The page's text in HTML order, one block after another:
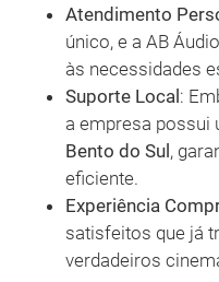
Atendimento
único, e a AB
às necessidades
Suporte Local :
a empresa possui
Bento do Sul ,
eficiente.
Experiência
satisfeitos que já
verdadeiros